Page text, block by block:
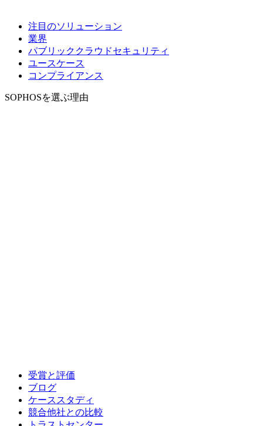
注目のソリューション
業界
パブリッククラウドセキュリティ
ユースケース
コンプライアンス
SOPHOSを選ぶ理由
受賞と評価
ブログ
ケーススタディ
競合他社との比較